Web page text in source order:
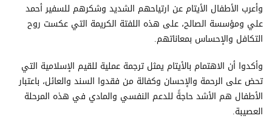
وأعرب الأطفال الأيتام عن ارتياحهم الشديد وشكرهم للسفير أحمد
علي ومؤسسة الصالح، على هذه اللفتة الكريمة التي عكست روح
التكافل والإحساس بمعاناتهم.
وأكدوا أن الاهتمام بالأيتام يمثل ترجمة عملية للقيم الإسلامية التي
تحض على الرحمة والإحسان وكفالة من فقدوا السند والعائل، باعتبار
الأطفال هم الأشد حاجةً للدعم النفسي والمادي في هذه المرحلة
العصيبة.